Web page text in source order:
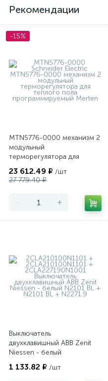
Рекомендации
-15%
MTN5776-0000 механизм 2
модульный
терморегулятора для
программируемый Merten
23 612.49 ₽ /шт
27 779.40 ₽
- +
Выключатель
двухклавишный ABB Zenit
Niessen - белый
1 133.82 ₽ /шт